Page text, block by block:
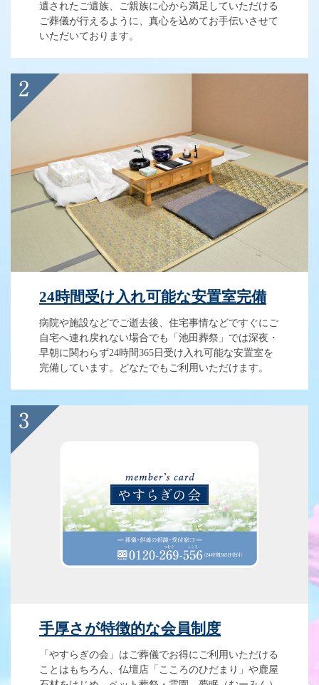
遺されたご遺族、ご親族に心から満足していただける
ご葬儀が行えるように、真心を込めてお手伝いさせて
いただいております。
24時間受け入れ可能な安置室完備
病院や施設などでご逝去後、住宅事情などですぐにご
自宅へ連れ戻れない場合でも「池田葬祭」では深夜・
早朝に関わらず24時間365日受け入れ可能な安置室を
完備しています。どなたでもご利用いただけます。
手厚さが特徴的な会員制度
「やすらぎの会」はご葬儀でお得にご利用いただける
ことはもちろん、仏壇店「こころのひだまり」や鹿屋